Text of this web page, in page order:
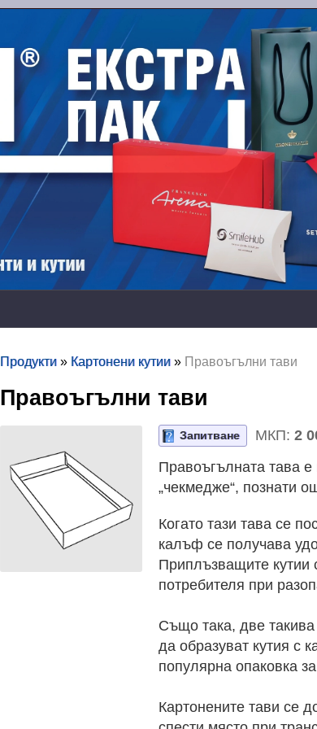
Продукти » Картонени кутии » Правоъгълни тави
Правоъгълни тави
Запитване МКП:2
Правоъгълната тава е
„чекмедже“, познати
Когато тази тава се
калъф се получава
Приплъзващите кутии
потребителя при
Също така, две
да образуват кутия с
популярна опаковка
Картонените тави се